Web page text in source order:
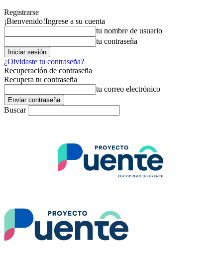
Registrarse
¡Bienvenido!Ingrese a su cuenta
tu nombre de usuario
tu contraseña
¿Olvidaste tu contraseña?
Recuperación de contraseña
Recupera tu contraseña
tu correo electrónico
Buscar